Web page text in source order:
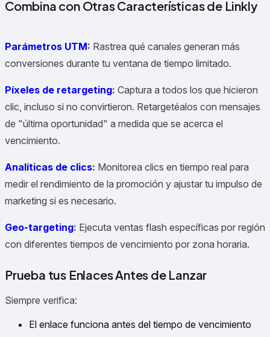
Combina con Otras Características de Linkly
Parámetros UTM: Rastrea qué canales generan más
conversiones durante tu ventana de tiempo limitado.
Píxeles de retargeting: Captura a todos los que hicieron
clic, incluso si no convirtieron. Retargetéalos con mensajes
de "última oportunidad" a medida que se acerca el
vencimiento.
Analíticas de clics: Monitorea clics en tiempo real para
medir el rendimiento de la promoción y ajustar tu impulso de
marketing si es necesario.
Geo-targeting: Ejecuta ventas flash específicas por región
con diferentes tiempos de vencimiento por zona horaria.
Prueba tus Enlaces Antes de Lanzar
Siempre verifica:
El enlace funciona antes del tiempo de vencimiento